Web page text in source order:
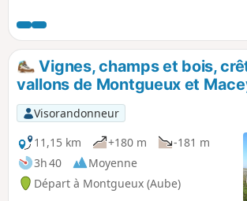
Barberey, il permet de rejoindre le début de
la voie verte des Viennes.
Vignes, champs et bois,
vallons de Montgueux et
Visorandonneur
11,15 km
+180 m
-181 m
3h 40
Moyenne
Départ à Montgueux (Aube)